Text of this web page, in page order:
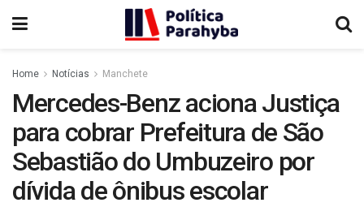
Home Notícias Manchete
Mercedes-Benz aciona Justiça
para cobrar Prefeitura de São
Sebastião do Umbuzeiro por
dívida de ônibus escolar